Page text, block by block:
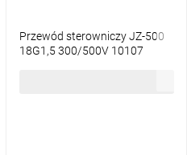
Przewód sterowniczy JZ-500
18G1,5 300/500V 10107